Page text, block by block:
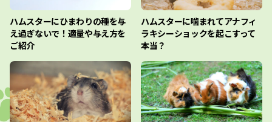
ハムスターにひまわりの種を与
え過ぎないで！適量や与え方を
ご紹介
ハムスターに噛まれてアナフィ
ラキシーショックを起こすって
本当？